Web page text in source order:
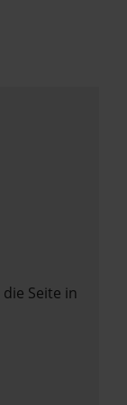
Seite in